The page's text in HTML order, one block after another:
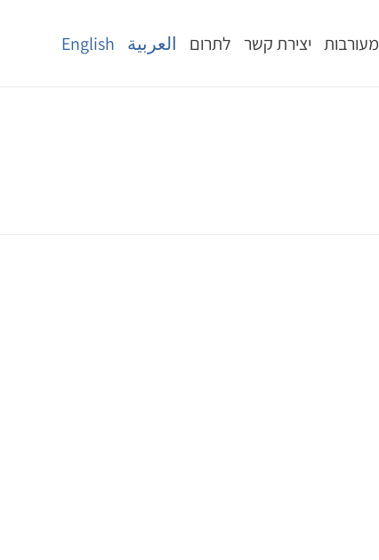
מעורבות יצירת קשר לתרום العربية English